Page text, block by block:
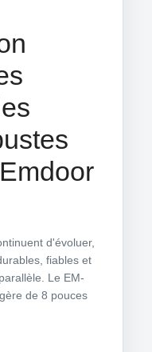
d'évoluer,
fiables et
Le EM-
de 8 pouces